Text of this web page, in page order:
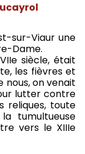
sur-Viaur une
Dame.
siècle, était
les fièvres et
nous, on venait
lutter contre
reliques, toute
tumultueuse
vers le XIIIe